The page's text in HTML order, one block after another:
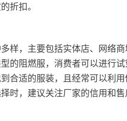
折扣。
样，主要包括实体店、网络
的阻燃服，消费者可以进行
合适的服装，且经常可以利
时，建议关注厂家的信用和